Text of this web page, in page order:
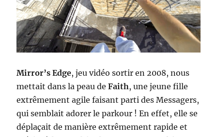
Mirror’s Edge, jeu vidéo sortir en 2008, nous
mettait dans la peau deFaith, une jeune fille
extrêmement agile faisant parti des Messagers,
qui semblait adorer le parkour ! En effet, elle se
déplaçait de manière extrêmement rapide et